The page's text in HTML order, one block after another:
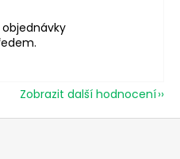
Zobrazit další hodnocení